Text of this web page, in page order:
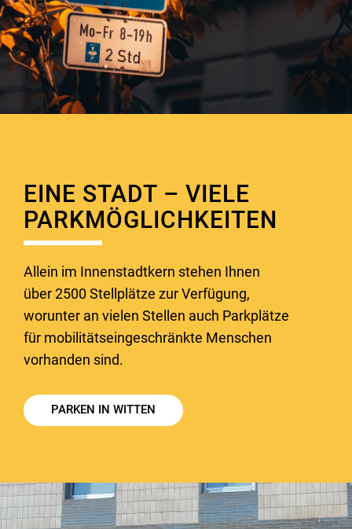
EINE STADT – VIELE
PARKMÖGLICHKEITEN
Allein im Innenstadtkern stehen Ihnen
über 2500 Stellplätze zur Verfügung,
worunter an vielen Stellen auch Parkplätze
für mobilitätseingeschränkte Menschen
vorhanden sind.
PARKEN IN WITTEN